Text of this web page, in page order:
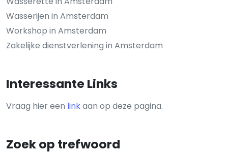
Wasserijen in Amsterdam
Workshop in Amsterdam
Zakelijke dienstverlening in Amsterdam
Interessante Links
Vraag hier een linkaan op deze pagina.
Zoek op trefwoord